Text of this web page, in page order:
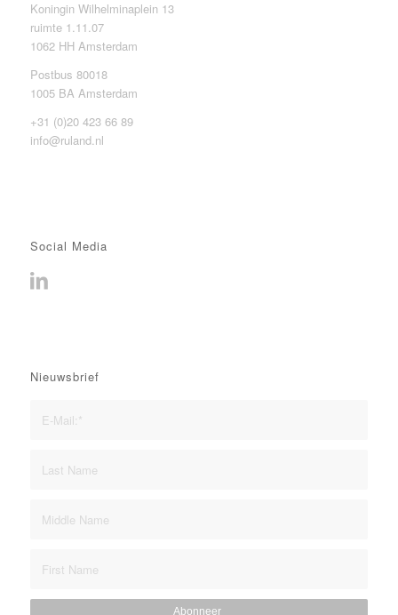
Koningin Wilhelminaplein 13
ruimte 1.11.07
1062 HH Amsterdam
Postbus 80018
1005 BA Amsterdam
+31 (0)20 423 66 89
info@ruland.nl
Social Media
Nieuwsbrief